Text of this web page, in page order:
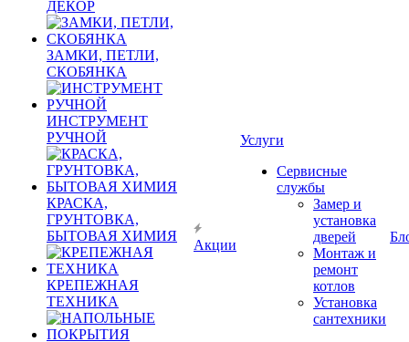
ДЕКОР
ЗАМКИ, ПЕТЛИ,
СКОБЯНКА
ИНСТРУМЕНТ
РУЧНОЙ
КРАСКА,
ГРУНТОВКА,
БЫТОВАЯ ХИМИЯ
КРЕПЕЖНАЯ
ТЕХНИКА
Акции
Услуги
Сервисные
службы
Замер и
установка
дверей
Монтаж и
ремонт
котлов
Установка
сантехники